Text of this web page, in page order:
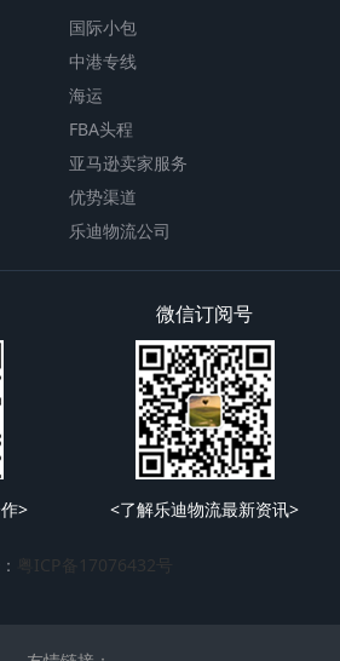
国际小包
中港专线
海运
FBA头程
亚马逊卖家服务
优势渠道
乐迪物流公司
>
微信订阅号
<了解乐迪物流最新资讯>
粤ICP备17076432号